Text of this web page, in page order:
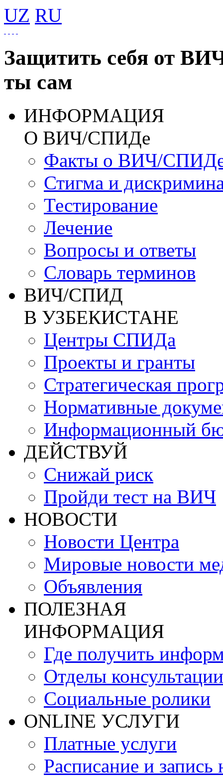
UZ RU
Защитить себя от
ты сам
ИНФОРМАЦИЯ
О ВИЧ/СПИДе
Факты о ВИЧ/
Стигма и
Тестирование
Лечение
Вопросы и ответы
Словарь терминов
ВИЧ/СПИД
В УЗБЕКИСТАНЕ
Центры СПИДа
Проекты и гранты
Стратегическая
Нормативные
Информационный
ДЕЙСТВУЙ
Снижай риск
Пройди тест на ВИЧ
НОВОСТИ
Новости Центра
Мировые новости
Объявления
ПОЛЕЗНАЯ
ИНФОРМАЦИЯ
Где получить
Отделы консультации
Социальные ролики
ONLINE УСЛУГИ
Платные услуги
Расписание и запись